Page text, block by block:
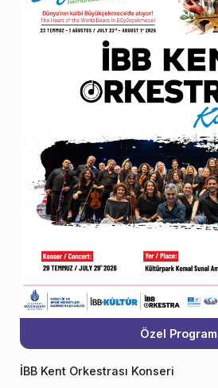
Özel Program
İBB Kent Orkestrası Konseri